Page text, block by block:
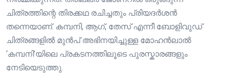
ചിത്രത്തിന്റെ തിരക്കഥ രചിച്ചതും പ്രിയദർശൻ
തന്നെയാണ്. കമ്പനി, ആഗ്, തേസ് എന്നീ ബോളിവുഡ്
ചിത്രങ്ങളിൽ മുൻപ് അഭിനയിച്ചുള്ള മോഹൻലാൽ
‘കമ്പനി’യിലെ പ്രകടനത്തിലൂടെ പുരസ്കാരങ്ങളും
നേടിയെടുത്തു.